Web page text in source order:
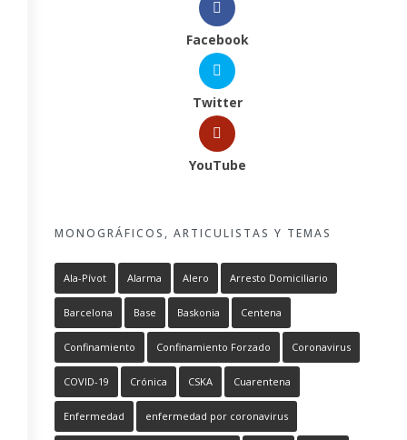
Facebook
Twitter
YouTube
MONOGRÁFICOS, ARTICULISTAS Y TEMAS
Ala-Pívot Alarma Alero Arresto Domiciliario
Barcelona Base Baskonia Centena
Confinamiento Confinamiento Forzado Coronavirus
COVID-19 Crónica CSKA Cuarentena
Enfermedad enfermedad por coronavirus